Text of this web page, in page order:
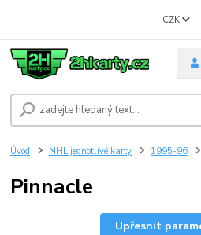
CZK
Úvod NHL jednotlivé karty 1995-96
Pinnacle
Upřesnit